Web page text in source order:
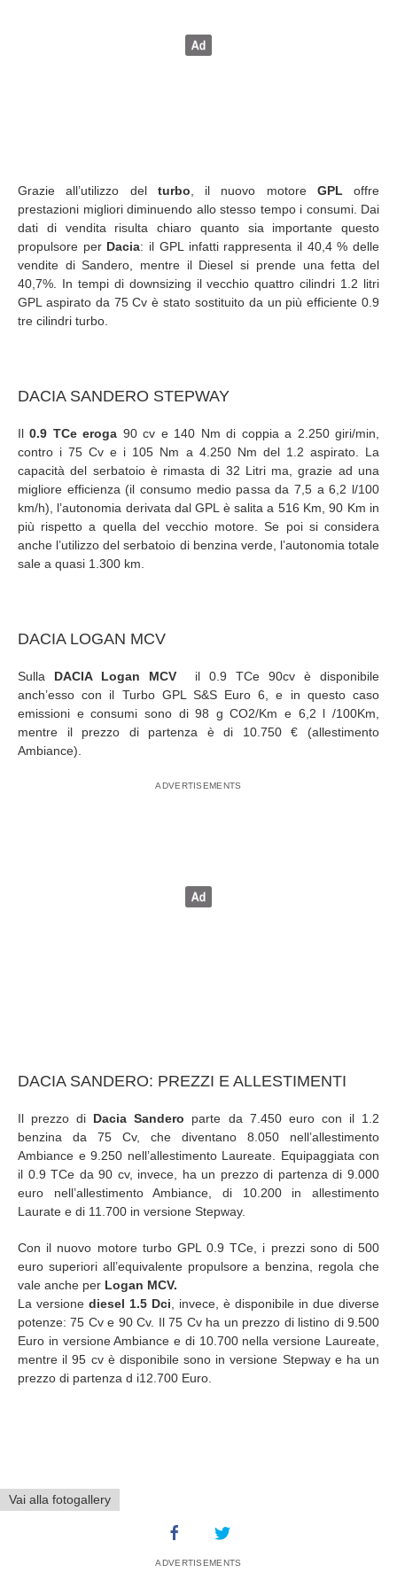
Grazie all’utilizzo del turbo , il nuovo motore GPL offre
prestazioni migliori diminuendo allo stesso tempo i consumi. Dai
dati di vendita risulta chiaro quanto sia importante questo
propulsore per Dacia: il GPL infatti rappresenta il 40,4 % delle
vendite di Sandero, mentre il Diesel si prende una fetta del
40,7%. In tempi di downsizing il vecchio quattro cilindri 1.2 litri
GPL aspirato da 75 Cv è stato sostituito da un più efficiente 0.9
tre cilindri turbo.
DACIA SANDERO STEPWAY
Il0.9 TCe eroga 90 cv e 140 Nm di coppia a 2.250 giri/min,
contro i 75 Cv e i 105 Nm a 4.250 Nm del 1.2 aspirato. La
capacità del serbatoio è rimasta di 32 Litri ma, grazie ad una
migliore efficienza (il consumo medio passa da 7,5 a 6,2 l/100
km/h), l’autonomia derivata dal GPL è salita a 516 Km, 90 Km in
più rispetto a quella del vecchio motore. Se poi si considera
anche l’utilizzo del serbatoio di benzina verde, l’autonomia totale
sale a quasi 1.300 km.
DACIA LOGAN MCV
Sulla DACIA Logan MCV il 0.9 TCe 90cv è disponibile
anch’esso con il Turbo GPL S&S Euro 6, e in questo caso
emissioni e consumi sono di 98 g CO2/Km e 6,2 l /100Km,
mentre il prezzo di partenza è di 10.750 € (allestimento
Ambiance).
DACIA SANDERO: PREZZI E ALLESTIMENTI
Il prezzo di Dacia Sandero parte da 7.450 euro con il 1.2
benzina da 75 Cv, che diventano 8.050 nell’allestimento
Ambiance e 9.250 nell’allestimento Laureate. Equipaggiata con
il 0.9 TCe da 90 cv, invece, ha un prezzo di partenza di 9.000
euro nell’allestimento Ambiance, di 10.200 in allestimento
Laurate e di 11.700 in versione Stepway.
Con il nuovo motore turbo GPL 0.9 TCe, i prezzi sono di 500
euro superiori all’equivalente propulsore a benzina, regola che
vale anche per Logan MCV.
La versione diesel 1.5 Dci , invece, è disponibile in due diverse
potenze: 75 Cv e 90 Cv. Il 75 Cv ha un prezzo di listino di 9.500
Euro in versione Ambiance e di 10.700 nella versione Laureate,
mentre il 95 cv è disponibile sono in versione Stepway e ha un
prezzo di partenza d i12.700 Euro.
Vai alla fotogallery